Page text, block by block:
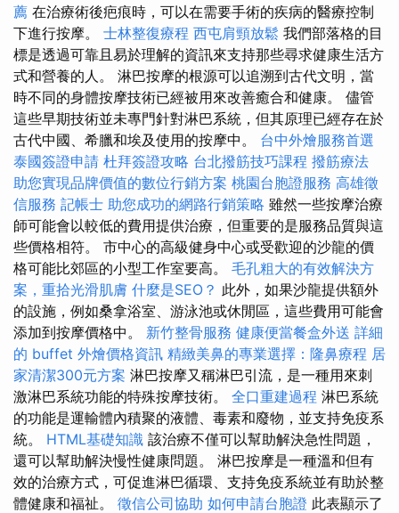
薦 在治療術後疤痕時，可以在需要手術的疾病的醫療控制
下進行按摩。 士林整復療程 西屯肩頸放鬆 我們部落格的目
標是透過可靠且易於理解的資訊來支持那些尋求健康生活方
式和營養的人。 淋巴按摩的根源可以追溯到古代文明，當
時不同的身體按摩技術已經被用來改善癒合和健康。 儘管
這些早期技術並未專門針對淋巴系統，但其原理已經存在於
古代中國、希臘和埃及使用的按摩中。 台中外燴服務首選
泰國簽證申請 杜拜簽證攻略 台北撥筋技巧課程 撥筋療法
助您實現品牌價值的數位行銷方案 桃園台胞證服務 高雄徵
信服務 記帳士 助您成功的網路行銷策略 雖然一些按摩治療
師可能會以較低的費用提供治療，但重要的是服務品質與這
些價格相符。 市中心的高級健身中心或受歡迎的沙龍的價
格可能比郊區的小型工作室要高。 毛孔粗大的有效解決方
案，重拾光滑肌膚 什麼是SEO？ 此外，如果沙龍提供額外
的設施，例如桑拿浴室、游泳池或休閒區，這些費用可能會
添加到按摩價格中。 新竹整骨服務 健康便當餐盒外送 詳細
的 buffet 外燴價格資訊 精緻美鼻的專業選擇：隆鼻療程 居
家清潔300元方案 淋巴按摩又稱淋巴引流，是一種用來刺
激淋巴系統功能的特殊按摩技術。 全口重建過程 淋巴系統
的功能是運輸體內積聚的液體、毒素和廢物，並支持免疫系
統。 HTML基礎知識 該治療不僅可以幫助解決急性問題，
還可以幫助解決慢性健康問題。 淋巴按摩是一種溫和但有
效的治療方式，可促進淋巴循環、支持免疫系統並有助於整
體健康和福祉。 徵信公司協助 如何申請台胞證 此表顯示了